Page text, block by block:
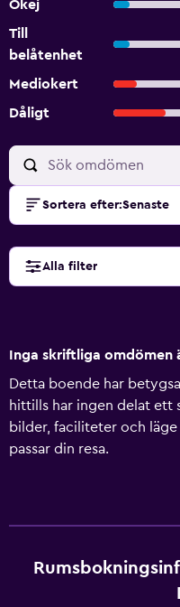
Okej
Till
belåtenhet
Mediokert
Dåligt
Sortera efter:Senaste
Alla filter
Inga skriftliga omdömen
Detta boende har
hittills har ingen delat ett
bilder, faciliteter och
passar din resa.